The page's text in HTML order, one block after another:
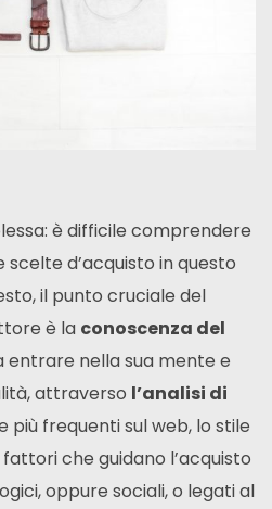
è difficile comprendere
d’acquisto in questo
il punto cruciale del
è la conoscenza del
entrare nella sua mente e
attraverso l’analisi di
più frequenti sul web, lo stile
che guidano l’acquisto
oppure sociali, o legati al